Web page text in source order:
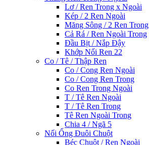
Lơ / Ren Trong x Ngoài
Kép / 2 Ren Ngoài
Măng Sông / 2 Ren Trong
Cả Rá / Ren Ngoài Trong
Đầu Bịt / Nắp Đậy
Khớp Nối Ren 22
Co / Tê / Thập Ren
Co / Cong Ren Ngoài
Co / Cong Ren Trong
Co Ren Trong Ngoài
T / Tê Ren Ngoài
T / Tê Ren Trong
Tê Ren Ngoài Trong
Chia 4 / Ngã 5
Nối Ống Đuôi Chuột
Béc Chuột / Ren Ngoài